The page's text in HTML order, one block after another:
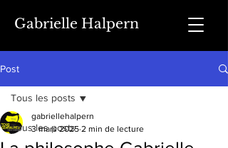
Gabrielle Halpern
Post
Tous les posts
Tous les posts
gabriellehalpern
3 mars 2025 2 min de lecture